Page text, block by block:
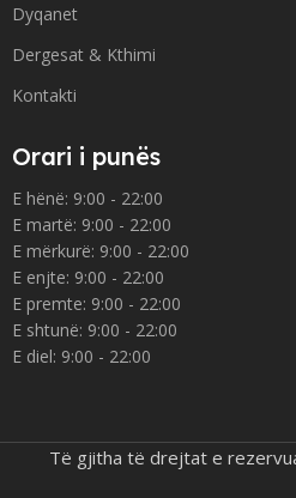
Dyqanet
Dergesat & Kthimi
Kontakti
Orari i punës
E hënë: 9:00 - 22:00
E martë: 9:00 - 22:00
E mërkurë: 9:00 - 22:00
E enjte: 9:00 - 22:00
E premte: 9:00 - 22:00
E shtunë: 9:00 - 22:00
E diel: 9:00 - 22:00
Të gjitha të drejtat e